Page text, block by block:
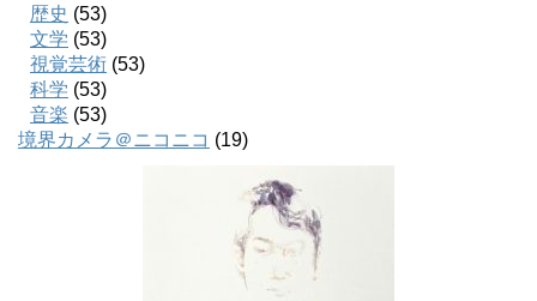
歴史 (53)
文学 (53)
視覚芸術 (53)
科学 (53)
音楽 (53)
境界カメラ＠ニコニコ (19)